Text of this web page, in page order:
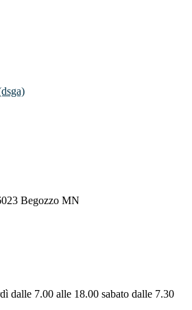
Begozzo MN
dalle 7.00 alle 18.00 sabato dalle 7.30